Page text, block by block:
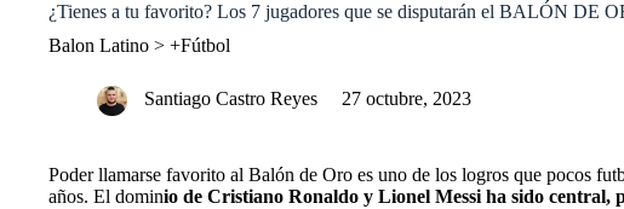
¿Tienes a tu favorito? Los 7 jugadores que se disputarán el BALÓN DE
Balon Latino > +Fútbol
Santiago Castro Reyes 27 octubre, 2023
Poder llamarse favorito al Balón de Oro es uno de los logros que pocos
años. El dominio de Cristiano Ronaldo y Lionel Messi ha sido central,